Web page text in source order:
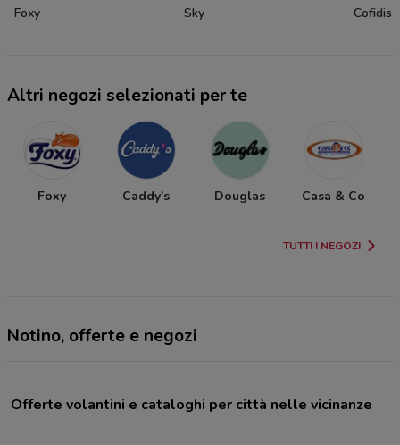
Foxy Sky Cofidis
Altri negozi selezionati per te
Foxy Caddy's Douglas Casa & Co
TUTTI I NEGOZI
Notino, offerte e negozi
Offerte volantini e cataloghi per città nelle vicinanze